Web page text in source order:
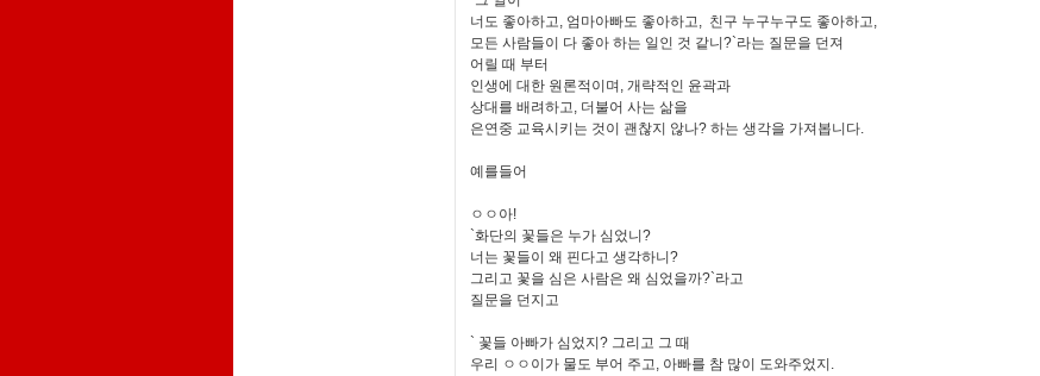
너도 좋아하고, 엄마아빠도 좋아하고, 친구 누구누구도 좋아하고,
모든 사람들이 다 좋아 하는 일인 것 같니?`라는 질문을 던져
어릴 때 부터
인생에 대한 원론적이며, 개략적인 윤곽과
상대를 배려하고, 더불어 사는 삶을
은연중 교육시키는 것이 괜찮지 않나? 하는 생각을 가져봅니다.
예를들어
ㅇㅇ아!
`화단의 꽃들은 누가 심었니?
너는 꽃들이 왜 핀다고 생각하니?
그리고 꽃을 심은 사람은 왜 심었을까?`라고
질문을 던지고
` 꽃들 아빠가 심었지? 그리고 그 때
우리 ㅇㅇ이가 물도 부어 주고, 아빠를 참 많이 도와주었지.